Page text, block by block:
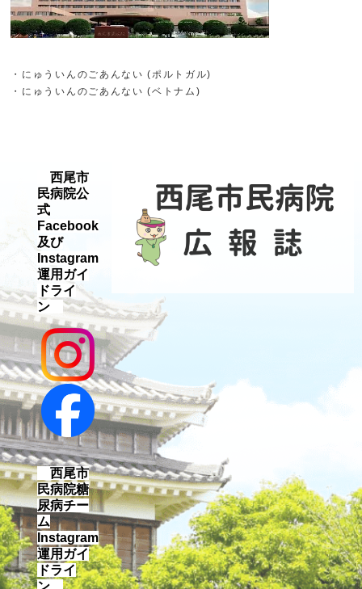
・にゅういんのごあんない (ポルトガル)
・にゅういんのごあんない (ベトナム)
西尾市
民病院公
式
Facebook
及び
Instagram
運用ガイ
ドライ
ン
西尾市
民病院糖
尿病チー
ム
Instagram
運用ガイ
ドライ
ン